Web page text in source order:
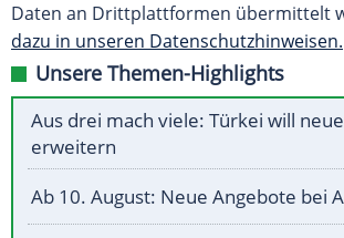
Daten an Drittplattformen übermittelt
dazu in unseren Datenschutzhinweisen.
Unsere Themen-Highlights
Aus drei mach viele: Türkei will
erweitern
Ab 10. August: Neue Angebote bei